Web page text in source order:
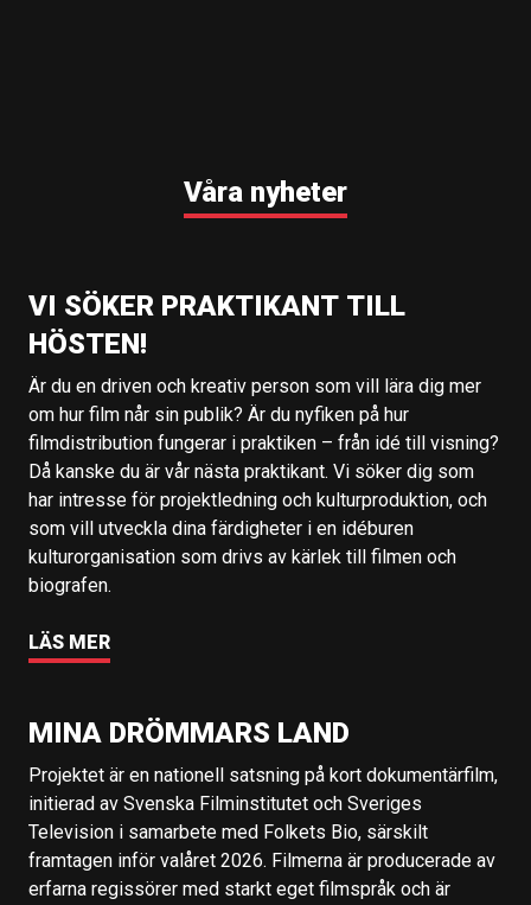
Våra nyheter
VI SÖKER PRAKTIKANT TILL
HÖSTEN!
Är du en driven och kreativ person som vill lära dig mer
om hur film når sin publik? Är du nyfiken på hur
filmdistribution fungerar i praktiken – från idé till visning?
Då kanske du är vår nästa praktikant. Vi söker dig som
har intresse för projektledning och kulturproduktion, och
som vill utveckla dina färdigheter i en idéburen
kulturorganisation som drivs av kärlek till filmen och
biografen.
LÄS MER
MINA DRÖMMARS LAND
Projektet är en nationell satsning på kort dokumentärfilm,
initierad av Svenska Filminstitutet och Sveriges
Television i samarbete med Folkets Bio, särskilt
framtagen inför valåret 2026. Filmerna är producerade av
erfarna regissörer med starkt eget filmspråk och är